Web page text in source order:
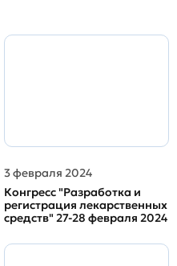
3 февраля 2024
Конгресс "Разработка и
регистрация лекарственных
средств" 27-28 февраля 2024